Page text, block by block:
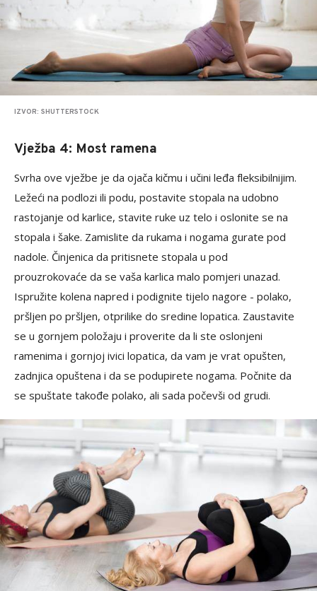
IZVOR: SHUTTERSTOCK
Vježba 4: Most ramena
Svrha ove vježbe je da ojača kičmu i učini leđa fleksibilnijim.
Ležeći na podlozi ili podu, postavite stopala na udobno
rastojanje od karlice, stavite ruke uz telo i oslonite se na
stopala i šake. Zamislite da rukama i nogama gurate pod
nadole. Činjenica da pritisnete stopala u pod
prouzrokovaće da se vaša karlica malo pomjeri unazad.
Ispružite kolena napred i podignite tijelo nagore - polako,
pršljen po pršljen, otprilike do sredine lopatica. Zaustavite
se u gornjem položaju i proverite da li ste oslonjeni
ramenima i gornjoj ivici lopatica, da vam je vrat opušten,
zadnjica opuštena i da se podupirete nogama. Počnite da
se spuštate takođe polako, ali sada počevši od grudi.